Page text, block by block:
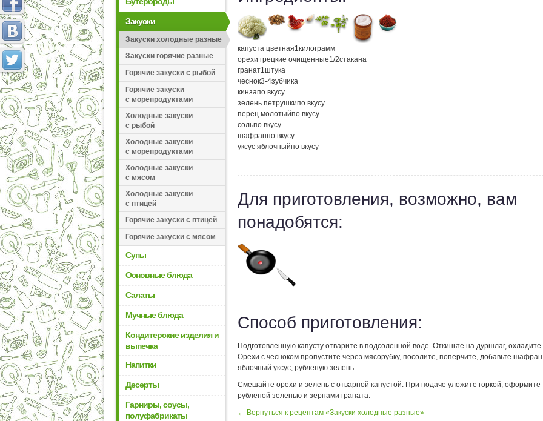
Закуски
Закуски холодные разные
Закуски горячие разные
Горячие закуски с рыбой
Горячие закуски
с морепродуктами
Холодные закуски
с рыбой
Холодные закуски
с морепродуктами
Холодные закуски
с мясом
Холодные закуски
с птицей
Горячие закуски с птицей
Горячие закуски с мясом
Супы
Основные блюда
Салаты
Мучные блюда
Кондитерские изделия и
выпечка
Напитки
Десерты
Гарниры, соусы,
полуфабрикаты
капуста цветная1килограмм
орехи грецкие очищенные1/2стакана
гранат1штука
чеснок3-4зубчика
кинзапо вкусу
зелень петрушкипо вкусу
перец молотыйпо вкусу
сольпо вкусу
шафранпо вкусу
уксус яблочныйпо вкусу
Для приготовления, возможно, вам
понадобятся:
Способ приготовления:
Подготовленную капусту отварите в подсоленной воде. Откиньте на дуршлаг, охладите.
Орехи с чесноком пропустите через мясорубку, посолите, поперчите, добавьте
яблочный уксус, рубленую зелень.
Смешайте орехи и зелень с отварной капустой. При подаче уложите горкой, оформите
рубленой зеленью и зернами граната.
← Вернуться к рецептам «Закуски холодные разные»